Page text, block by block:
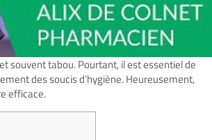
souvent tabou. Pourtant, il est essentiel de
des soucis d’hygiène. Heureusement,
efficace.